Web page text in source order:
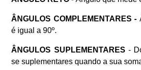
ÂNGULOS COMPLEMENTARES -
é igual a 90º.
ÂNGULOS SUPLEMENTARES -
se suplementares quando a sua